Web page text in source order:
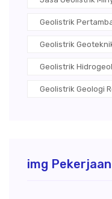
Geolistrik
Geolistrik
Geolistrik
Geolistrik Geologi
img